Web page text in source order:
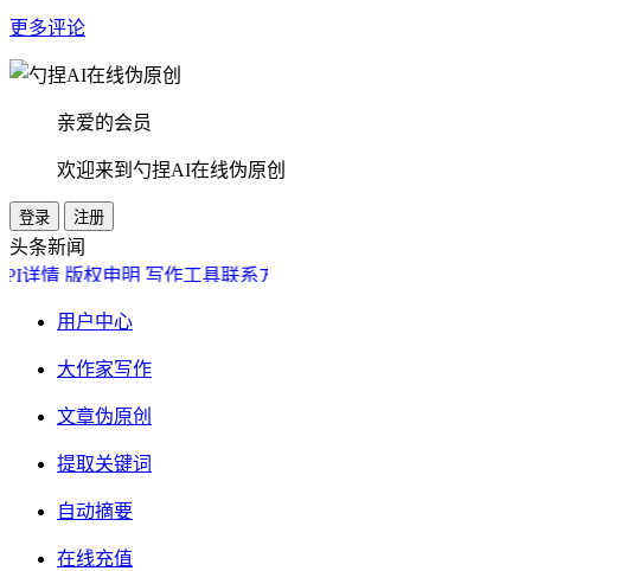
更多评论
亲爱的会员
欢迎来到勺捏AI在线伪原创
登录 注册
头条新闻
API详情 版权申明 写作工具联系方式
用户中心
大作家写作
文章伪原创
提取关键词
自动摘要
在线充值